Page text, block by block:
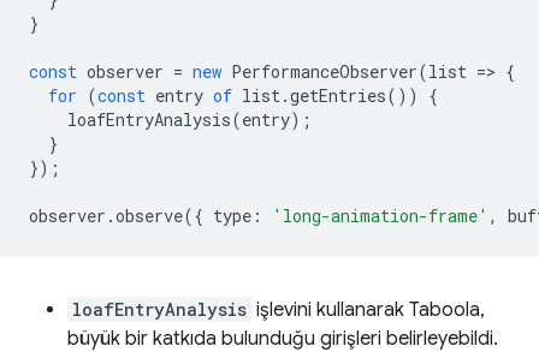
}
const observer = new PerformanceObserver(list => {
for (const entry of list .getEntries())
{
loafEntryAnalysis(entry);
}
});
observer .observe({ type : 'long-animation-frame' ,
loafEntryAnalysis işlevini kullanarak Taboola,
büyük bir katkıda bulunduğu girişleri belirleyebildi.